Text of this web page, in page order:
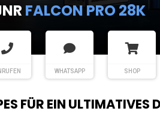
FALCON PRO 28K
WHATSAPP SHOP
FÜR EIN ULTIMATIVES